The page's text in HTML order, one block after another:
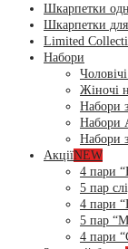
Шкарпетки
Шкарпетки
Limited
Набори
Жіночі
Набори
Набори
Набори
АкціїNEW
4 пари
5 пар
4 пари
5 пар
4 пари